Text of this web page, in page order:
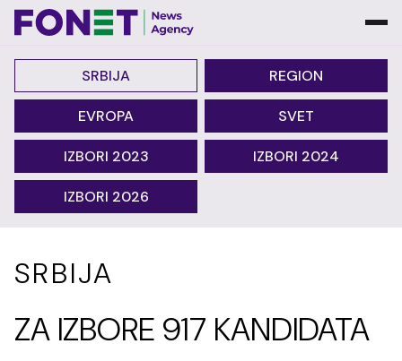
SRBIJA REGION
EVROPA SVET
IZBORI 2023 IZBORI 2024
IZBORI 2026
SRBIJA
ZA IZBORE 917 KANDIDATA